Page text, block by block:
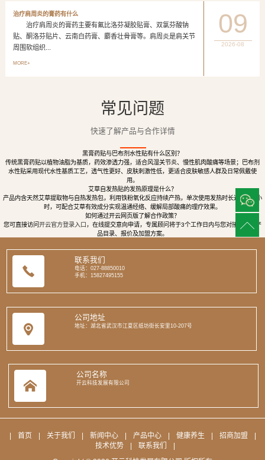
治疗肩周炎的膏药有什么
治疗肩周炎的膏药主要有氟比洛芬凝胶贴膏、双氯芬酸钠
贴、酮洛芬贴片、云南白药膏、麝香壮骨膏等。肩周炎是肩关节
周围软组织...
MORE+
09
2026-08
常见问题
快速了解产品与合作详情
黑膏药贴与巴布剂水性贴有什么区别？
传统黑膏药贴以植物油脂为基质，药效渗透力强，适合风湿关节炎、慢性肌肉酸痛等场景；巴布剂
水性贴采用现代水性基质工艺，透气性更好、皮肤刺激性低，更适合皮肤敏感人群及日常佩戴使
用。
艾草自发热贴的发热原理是什么？
产品内含天然艾草提取物与自热发热包，利用铁粉氧化反应持续产热，单次使用发热时长达8至12小
时，可配合艾草有效成分实现温通经络、缓解局部酸痛的理疗效果。
如何通过开云网页版了解合作政策？
您可直接访问 开云官方登录入口，在线提交意向申请，专属顾问将于3个工作日内与您对接，提供产
品目录、报价及加盟方案。
联系我们
电话：027-88850010
手机：15827495155
公司地址
地址：湖北省武汉市江夏区纸坊街长安里10-207号
公司名称
开云科技发展有限公司
首页 关于我们 新闻中心 产品中心 健康养生 招商加盟
技术优势
联系我们